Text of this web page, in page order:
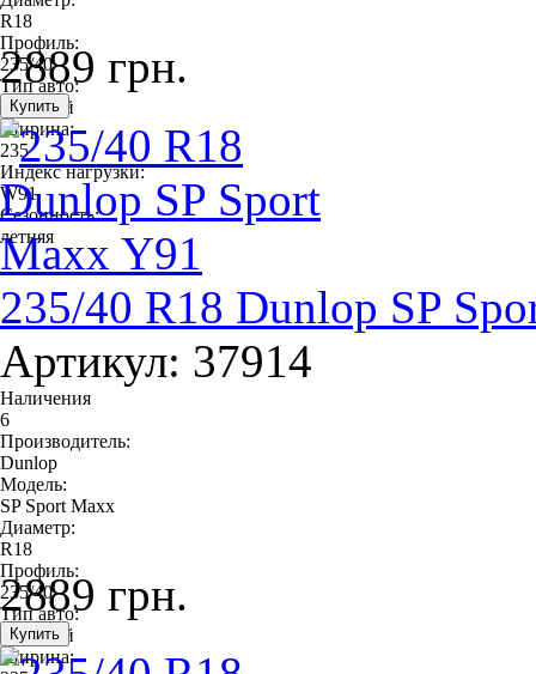
R18
Профиль:
235/40
Тип авто:
легковой
Ширина:
235
Индекс нагрузки:
W91
Сезонность:
летняя
2889 грн.
235/40 R18 Dunlop SP
Артикул: 37914
Наличения
6
Производитель:
Dunlop
Модель:
SP Sport Maxx
Диаметр:
R18
Профиль:
235/40
Тип авто:
легковой
Ширина:
2889 грн.